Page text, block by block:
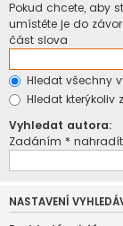
Pokud chcete, aby
umístěte je do
část slova
Hledat všechny
Hledat kterýkoliv
Vyhledat autora:
Zadáním *
NASTAVENÍ